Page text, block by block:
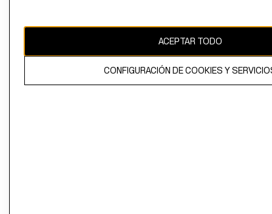
El contenido de esta página web está protegido por copyright y es
ACEPTAR TODO
CONFIGURACIÓN DE COOKIES Y